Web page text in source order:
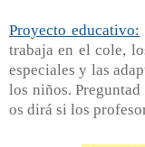
Proyecto educativo:
trabaja en el cole,
especiales y las
los niños.
os dirá si los